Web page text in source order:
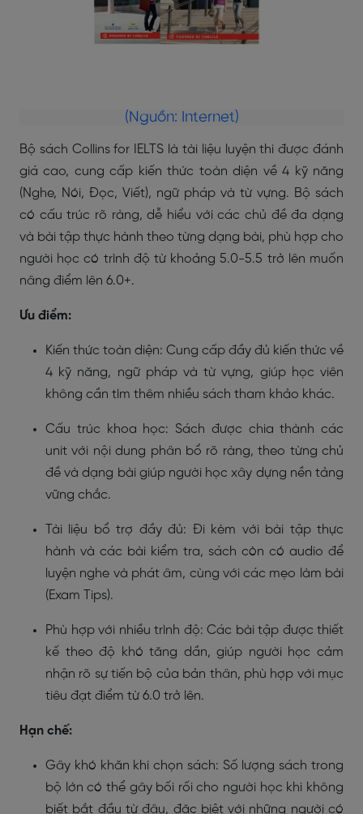
(Nguồn: Internet)
Bộ sách Collins for IELTS là tài liệu luyện thi được đánh
giá cao, cung cấp kiến thức toàn diện về 4 kỹ năng
(Nghe, Nói, Đọc, Viết), ngữ pháp và từ vựng. Bộ sách
có cấu trúc rõ ràng, dễ hiểu với các chủ đề đa dạng
và bài tập thực hành theo từng dạng bài, phù hợp cho
người học có trình độ từ khoảng 5.0-5.5 trở lên muốn
nâng điểm lên 6.0+.
Ưu điểm:
Kiến thức toàn diện: Cung cấp đầy đủ kiến thức về
4 kỹ năng, ngữ pháp và từ vựng, giúp học viên
không cần tìm thêm nhiều sách tham khảo khác.
Cấu trúc khoa học: Sách được chia thành các
unit với nội dung phân bổ rõ ràng, theo từng chủ
đề và dạng bài giúp người học xây dựng nền tảng
vững chắc.
Tài liệu bổ trợ đầy đủ: Đi kèm với bài tập thực
hành và các bài kiểm tra, sách còn có audio để
luyện nghe và phát âm, cùng với các mẹo làm bài
(Exam Tips).
Phù hợp với nhiều trình độ: Các bài tập được thiết
kế theo độ khó tăng dần, giúp người học cảm
nhận rõ sự tiến bộ của bản thân, phù hợp với mục
tiêu đạt điểm từ 6.0 trở lên.
Hạn chế:
Gây khó khăn khi chọn sách: Số lượng sách trong
bộ lớn có thể gây bối rối cho người học khi không
biết bắt đầu từ đâu, đặc biệt với những người có